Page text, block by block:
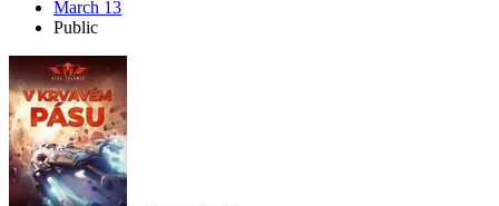
March 13
Public